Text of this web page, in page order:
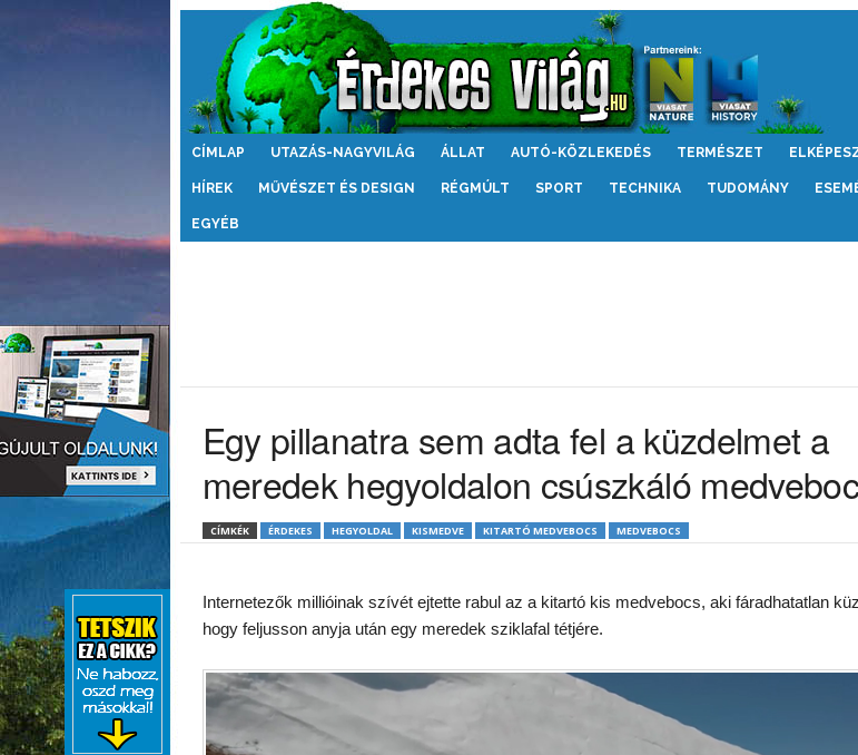
Érdekes
CÍMLAP UTAZÁS-NAGYVILÁG ÁLLAT AUTÓ-KÖZLEKEDÉS TERMÉSZET
HÍREK MŰVÉSZET ÉS DESIGN RÉGMÚLT SPORT TECHNIKA TUDOMÁNY
EGYÉB
Egy pillanatra sem adta fel a küzdelmet a
meredek hegyoldalon csúszkáló
CÍMKÉK ÉRDEKES HEGYOLDAL KISMEDVE KITARTÓ MEDVEBOCS MEDVEBOCS
Internetezők millióinak szívét ejtette rabul az a kitartó kis medvebocs, aki fáradhatatlan
hogy feljusson anyja után egy meredek sziklafal tétjére.